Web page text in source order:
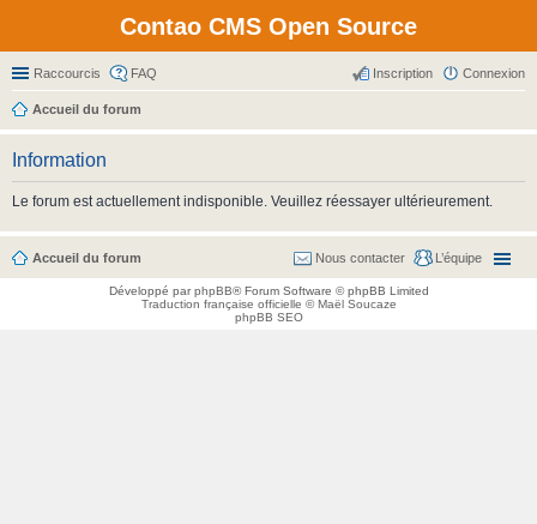
Contao CMS Open Source
Raccourcis FAQ Connexion
Inscription
Accueil du forum
Information
Le forum est actuellement indisponible. Veuillez réessayer ultérieurement.
Accueil du forum L’équipe
Nous contacter
Développé parphpBB® Forum Software © phpBB Limited
Traduction française officielle ©Maël Soucaze
phpBB SEO